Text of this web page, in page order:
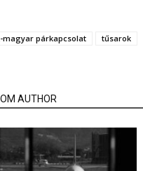
magyar párkapcsolat tűsarok
AUTHOR